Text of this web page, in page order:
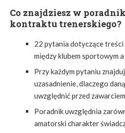
Co znajdziesz w
kontraktu trenerskiego?
22 pytania dotyczące
między klubem sportowym
Przy każdym pytaniu
uzasadnienie, dlaczego
uwzględnić przed
Poradnik uwzględnia
amatorski charakter